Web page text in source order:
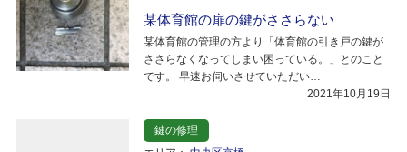
某体育館の扉の鍵がささらない
某体育館の管理の方より「体育館の引き戸の鍵が
ささらなくなってしまい困っている。」とのこと
です。 早速お伺いさせていただい…
2021年10月19日
鍵の修理